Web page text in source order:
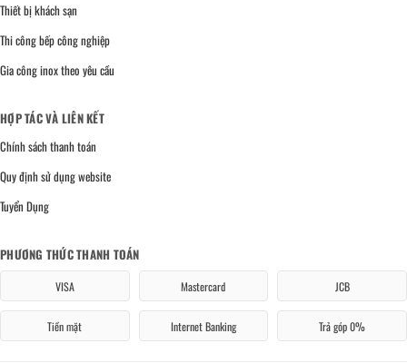
Thiết bị khách sạn
Thi công bếp công nghiệp
Gia công inox theo yêu cầu
HỢP TÁC VÀ LIÊN KẾT
Chính sách thanh toán
Quy định sử dụng website
Tuyển Dụng
PHƯƠNG THỨC THANH TOÁN
VISA Mastercard JCB
Tiền mặt Internet Banking Trả góp 0%